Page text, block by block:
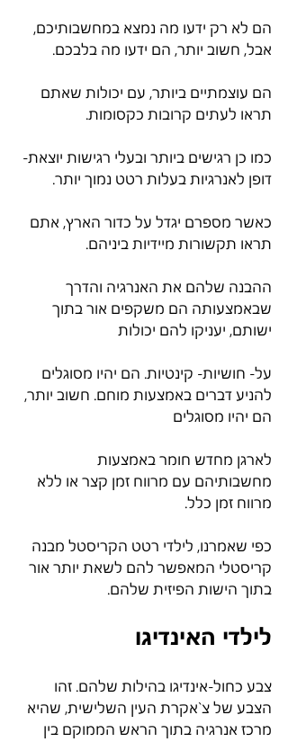
הם לא רק ידעו מה נמצא במחשבותיכם,
אבל, חשוב יותר, הם ידעו מה בלבכם.
הם עוצמתיים ביותר, עם יכולות שאתם
תראו לעתים קרובות כקסומות.
כמו כן רגישים ביותר ובעלי רגישות יוצאת-
דופן לאנרגיות בעלות רטט נמוך יותר.
כאשר מספרם יגדל על כדור הארץ, אתם
תראו תקשורות מיידיות ביניהם.
ההבנה שלהם את האנרגיה והדרך
שבאמצעותה הם משקפים אור בתוך
ישותם, יעניקו להם יכולות
על- חושיות- קינטיות. הם יהיו מסוגלים
להניע דברים באמצעות מוחם. חשוב יותר,
הם יהיו מסוגלים
לארגן מחדש חומר באמצעות
מחשבותיהם עם מרווח זמן קצר או ללא
מרווח זמן כלל.
כפי שאמרנו, לילדי רטט הקריסטל מבנה
קריסטלי המאפשר להם לשאת יותר אור
בתוך הישות הפיזית שלהם.
לילדי האינדיגו
צבע כחול-אינדיגו בהילות שלהם. זהו
הצבע של צ`אקרת העין השלישית, שהיא
מרכז אנרגיה בתוך הראש הממוקם בין